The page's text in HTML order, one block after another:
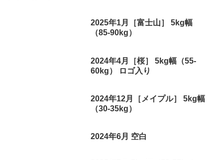
2025年1月［富士山］ 5kg幅
（85-90kg）
2024年4月［桜］ 5kg幅（55-
60kg） ロゴ入り
2024年12月［メイプル］ 5kg幅
（30-35kg）
2024年6月 空白